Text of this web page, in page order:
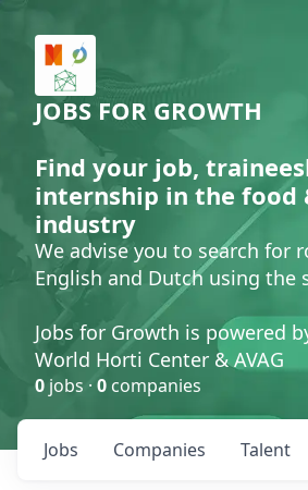
JOBS FOR GROWTH
Find your job,
internship in the food
industry
We advise you to search for
English and Dutch using the
Jobs for Growth is powered
World Horti Center & AVAG
0 jobs · 0 companies
Jobs Companies Talent